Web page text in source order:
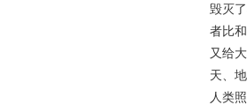
毁灭了
者比和
又给大
天、地
人类照